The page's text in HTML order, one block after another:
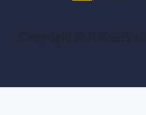
Copyright © 株式会社ト